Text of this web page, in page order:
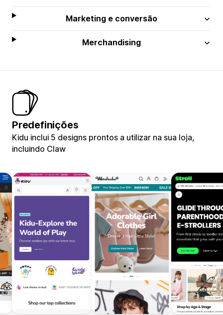
Marketing e conversão
Merchandising
Predefinições
Kidu inclui 5 designs prontos a utilizar na sua loja,
incluindo Claw